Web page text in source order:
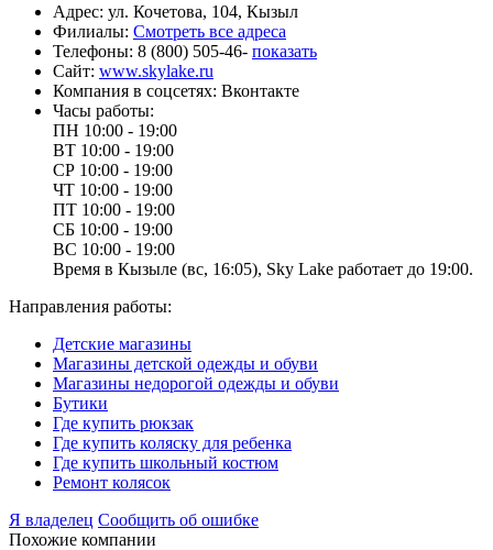
Адрес: ул. Кочетова, 104, Кызыл
Филиалы: Смотреть все адреса
Телефоны: 8 (800) 505-46- показать
Сайт: www.skylake.ru
Компания в соцсетях: Вконтакте
Часы работы:
ПН 10:00 - 19:00
ВТ 10:00 - 19:00
СР 10:00 - 19:00
ЧТ 10:00 - 19:00
ПТ 10:00 - 19:00
СБ 10:00 - 19:00
ВС 10:00 - 19:00
Время в Кызыле (вс, 16:05), Sky Lake работает до 19:00.
Направления работы:
Детские магазины
Магазины детской одежды и обуви
Магазины недорогой одежды и обуви
Бутики
Где купить рюкзак
Где купить коляску для ребенка
Где купить школьный костюм
Ремонт колясок
Я владелец Сообщить об ошибке
Похожие компании